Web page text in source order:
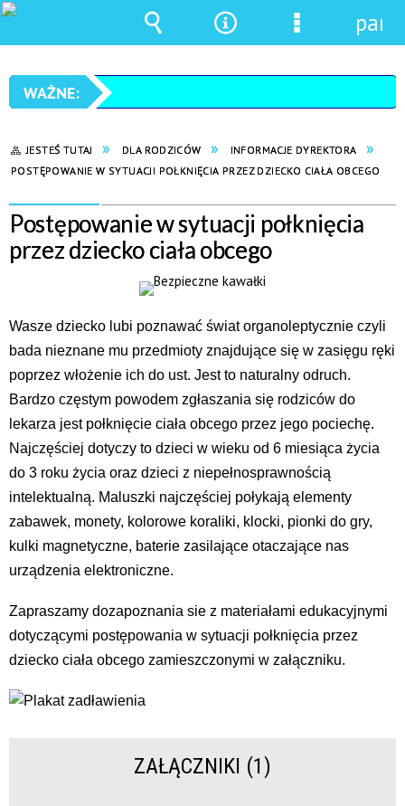
JESTEŚ TUTAJ DLA RODZICÓW
INFORMACJE DYREKTORA
POSTĘPOWANIE W SYTUACJI POŁKNIĘCIA PRZEZ DZIECKO CIAŁA OBCEGO
Postępowanie w sytuacji połknięcia
przez dziecko ciała obcego
Wasze dziecko lubi poznawać świat organoleptycznie czyli
bada nieznane mu przedmioty znajdujące się w zasięgu ręki
poprzez włożenie ich do ust. Jest to naturalny odruch.
Bardzo częstym powodem zgłaszania się rodziców do
lekarza jest połknięcie ciała obcego przez jego pociechę.
Najczęściej dotyczy to dzieci w wieku od 6 miesiąca życia
do 3 roku życia oraz dzieci z niepełnosprawnością
intelektualną. Maluszki najczęściej połykają elementy
zabawek, monety, kolorowe koraliki, klocki, pionki do gry,
kulki magnetyczne, baterie zasilające otaczające nas
urządzenia elektroniczne.
Zapraszamy dozapoznania sie z materiałami edukacyjnymi
dotyczącymi postępowania w sytuacji połknięcia przez
dziecko ciała obcego zamieszczonymi w załączniku.
ZAŁĄCZNIKI (1)
Wyszukiwarka
NarzędziaMenu
szczegółowe